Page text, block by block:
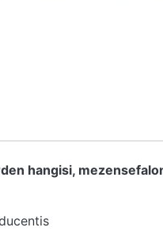
hangisi,